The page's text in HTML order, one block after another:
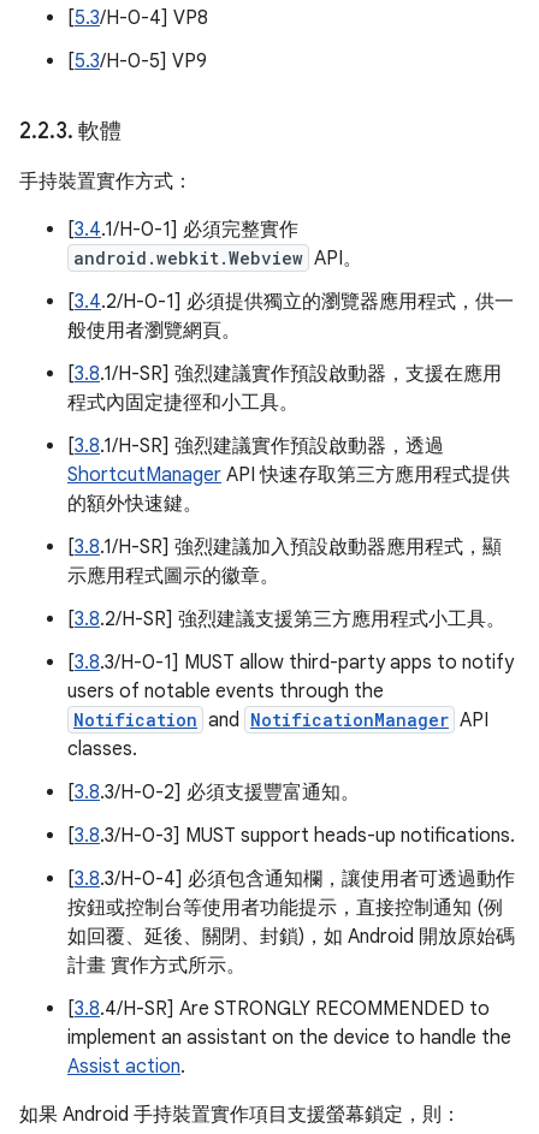
[5.3/H-0-4] VP8
[5.3/H-0-5] VP9
2.2.3. 軟體
手持裝置實作方式：
[3.4.1/H-0-1] 必須完整實作
android.webkit.Webview API。
[3.4.2/H-0-1] 必須提供獨立的瀏覽器應用程式，供一
般使用者瀏覽網頁。
[3.8.1/H-SR] 強烈建議實作預設啟動器，支援在應用
程式內固定捷徑和小工具。
[3.8.1/H-SR] 強烈建議實作預設啟動器，透過
ShortcutManager API 快速存取第三方應用程式提供
的額外快速鍵。
[3.8.1/H-SR] 強烈建議加入預設啟動器應用程式，顯
示應用程式圖示的徽章。
[3.8.2/H-SR] 強烈建議支援第三方應用程式小工具。
[3.8.3/H-0-1] MUST allow third-party apps to notify
users of notable events through the
Notification and NotificationManager API
classes.
[3.8.3/H-0-2] 必須支援豐富通知。
[3.8.3/H-0-3] MUST support heads-up notifications.
[3.8.3/H-0-4] 必須包含通知欄，讓使用者可透過動作
按鈕或控制台等使用者功能提示，直接控制通知 (例
如回覆、延後、關閉、封鎖)，如 Android 開放原始碼
計畫 實作方式所示。
[3.8.4/H-SR] Are STRONGLY RECOMMENDED to
implement an assistant on the device to handle the
Assist action.
如果 Android 手持裝置實作項目支援螢幕鎖定，則：